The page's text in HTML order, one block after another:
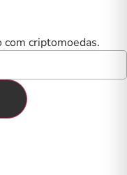
criptomoedas.